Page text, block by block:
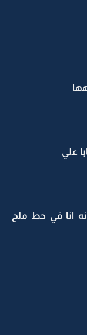
علي
انا في حط ملح